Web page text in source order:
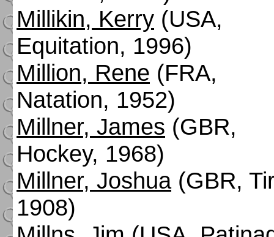
Millikin, Kerry (USA,
Equitation, 1996)
Million, Rene (FRA,
Natation, 1952)
Millner, James (GBR,
Hockey, 1968)
Millner, Joshua(GBR,
1908)